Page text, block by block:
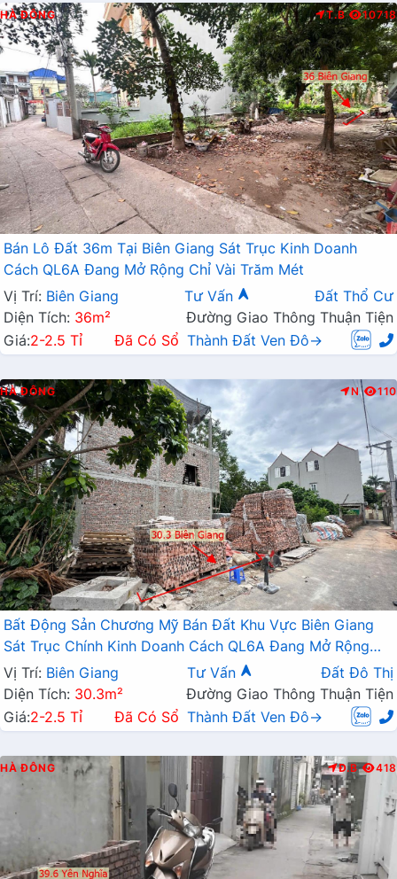
HÀ ĐÔNG T.B 10718
Bán Lô Đất 36m Tại Biên Giang Sát Trục Kinh Doanh
Cách QL6A Đang Mở Rộng Chỉ Vài Trăm Mét
Vị Trí: Biên Giang Tư Vấn
Đất Thổ Cư
Diện Tích: 36m²
Đường Giao Thông Thuận Tiện
Giá:2-2.5 Tỉ Đã Có Sổ Thành Đất Ven Đô→
HÀ ĐÔNG N 110
Bất Động Sản Chương Mỹ Bán Đất Khu Vực Biên Giang
Sát Trục Chính Kinh Doanh Cách QL6A Đang Mở Rộng
Chỉ Vài Trăm Mét
Vị Trí: Biên Giang Tư Vấn
Đất Đô Thị
Diện Tích: 30.3m²
Đường Giao Thông Thuận Tiện
Giá:2-2.5 Tỉ Đã Có Sổ Thành Đất Ven Đô→
HÀ ĐÔNG Đ.B 418